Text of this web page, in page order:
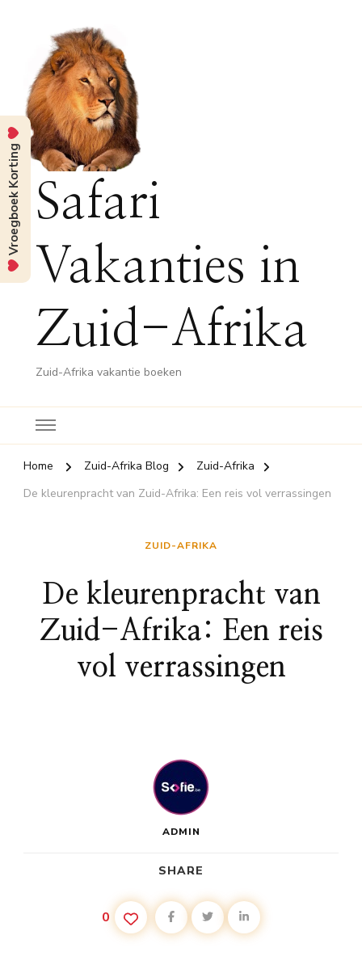
Safari
Vakanties in
Zuid-Afrika
Zuid-Afrika vakantie boeken
Home Zuid-Afrika Blog
Zuid-Afrika
De kleurenpracht van Zuid-Afrika: Een reis vol verrassingen
ZUID-AFRIKA
De kleurenpracht van
Zuid-Afrika: Een reis
vol verrassingen
ADMIN
SHARE
0
Vroegboek Korting